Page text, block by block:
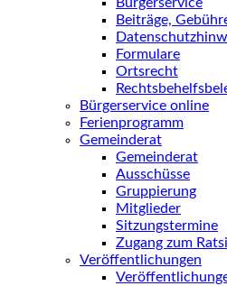
Bürgerservice
Beiträge,
Formulare
Ortsrecht
Bürgerservice online
Ferienprogramm
Gemeinderat
Gemeinderat
Ausschüsse
Gruppierung
Mitglieder
Sitzungstermine
Zugang zum
Veröffentlichungen